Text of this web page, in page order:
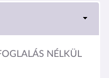
NÉLKÜL